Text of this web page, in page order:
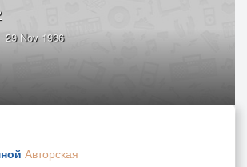
29 Nov 1986
Авторская